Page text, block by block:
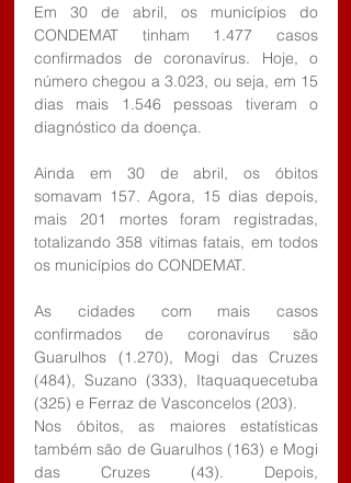
Em 30 de abril, os municípios do
CONDEMAT tinham 1.477 casos
confirmados de coronavírus. Hoje, o
número chegou a 3.023, ou seja, em 15
dias mais 1.546 pessoas tiveram o
diagnóstico da doença.
Ainda em 30 de abril, os óbitos
somavam 157. Agora, 15 dias depois,
mais 201 mortes foram registradas,
totalizando 358 vítimas fatais, em todos
os municípios do CONDEMAT.
As cidades com mais casos
confirmados de coronavírus são
Guarulhos (1.270), Mogi das Cruzes
(484), Suzano (333), Itaquaquecetuba
(325) e Ferraz de Vasconcelos (203).
Nos óbitos, as maiores estatísticas
também são de Guarulhos (163) e Mogi
das Cruzes (43). Depois,